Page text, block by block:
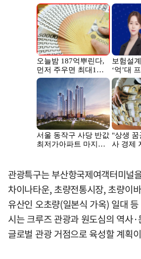
관광특구는 부산항국제여객터미널
차이나타운, 초량전통시장, 초량이
유산인 오초량(일본식 가옥) 일대
시는 크루즈 관광과 원도심의 역사
글로벌 관광 거점으로 육성할 계획